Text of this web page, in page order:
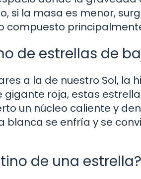
si la masa es menor,
de estrellas de
a la de nuestro Sol, la
roja, estas
un núcleo caliente y
blanca se enfría y se
de una estrella?